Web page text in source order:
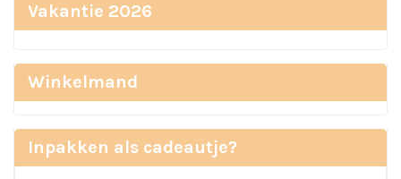
Vakantie 2026
Winkelmand
Inpakken als cadeautje?